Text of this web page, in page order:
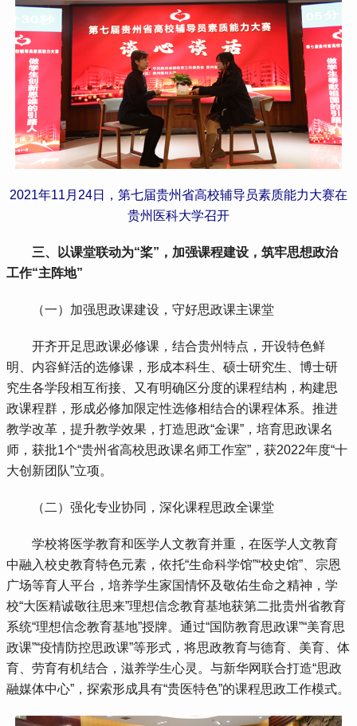
2021年11月24日，第七届贵州省高校辅导员素质能力大赛在
贵州医科大学召开
三、以课堂联动为“桨”，加强课程建设，筑牢思想政治
工作“主阵地”
（一）加强思政课建设，守好思政课主课堂
开齐开足思政课必修课，结合贵州特点，开设特色鲜
明、内容鲜活的选修课，形成本科生、硕士研究生、博士研
究生各学段相互衔接、又有明确区分度的课程结构，构建思
政课程群，形成必修加限定性选修相结合的课程体系。推进
教学改革，提升教学效果，打造思政“金课”，培育思政课名
师，获批1个“贵州省高校思政课名师工作室”，获2022年度“十
大创新团队”立项。
（二）强化专业协同，深化课程思政全课堂
学校将医学教育和医学人文教育并重，在医学人文教育
中融入校史教育特色元素，依托“生命科学馆”“校史馆”、宗恩
广场等育人平台，培养学生家国情怀及敬佑生命之精神，学
校“大医精诚敬往思来”理想信念教育基地获第二批贵州省教育
系统“理想信念教育基地”授牌。通过“国防教育思政课”“美育思
政课”“疫情防控思政课”等形式，将思政教育与德育、美育、体
育、劳育有机结合，滋养学生心灵。与新华网联合打造“思政
融媒体中心”，探索形成具有“贵医特色”的课程思政工作模式。